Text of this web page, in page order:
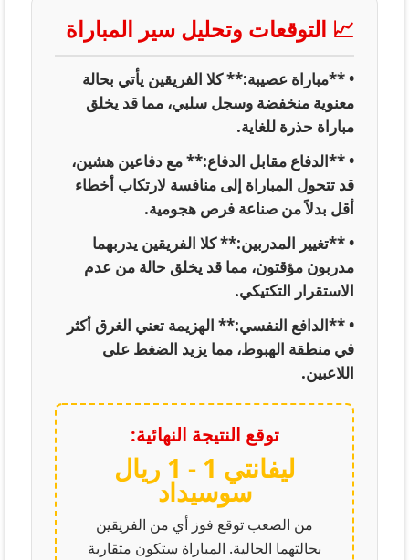
📈 التوقعات وتحليل سير المباراة
• **مباراة عصيبة:** كلا الفريقين يأتي بحالة
معنوية منخفضة وسجل سلبي، مما قد يخلق
مباراة حذرة للغاية.
• **الدفاع مقابل الدفاع:** مع دفاعين هشين،
قد تتحول المباراة إلى منافسة لارتكاب أخطاء
أقل بدلاً من صناعة فرص هجومية.
• **تغيير المدربين:** كلا الفريقين يدربهما
مدربون مؤقتون، مما قد يخلق حالة من عدم
الاستقرار التكتيكي.
• **الدافع النفسي:** الهزيمة تعني الغرق أكثر
في منطقة الهبوط، مما يزيد الضغط على
اللاعبين.
توقع النتيجة النهائية:
ليفانتي 1 - 1 ريال
سوسيداد
من الصعب توقع فوز أي من الفريقين
بحالتهما الحالية. المباراة ستكون متقاربة